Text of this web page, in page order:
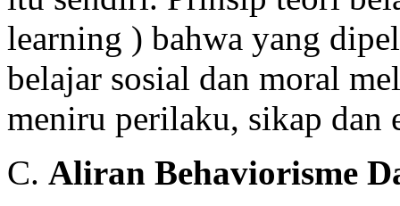
learning ) bahwa yang
belajar sosial dan moral
meniru perilaku, sikap dan
C. Aliran Behaviorisme